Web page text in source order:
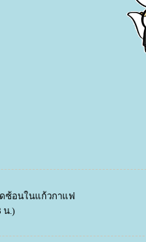
ซ้อนในแก้วกาแฟ
น.)